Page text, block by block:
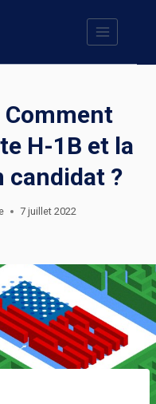
Comment
H-1B et la
candidat ?
7 juillet 2022